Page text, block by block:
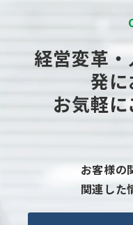
経営変革
発に
お気軽
お客様の
関連した